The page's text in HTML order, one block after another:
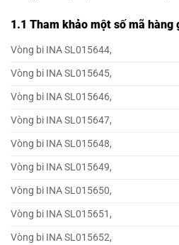
1.1 Tham khảo một số mã hàng
Vòng bi INA SL015644,
Vòng bi INA SL015645,
Vòng bi INA SL015646,
Vòng bi INA SL015647,
Vòng bi INA SL015648,
Vòng bi INA SL015649,
Vòng bi INA SL015650,
Vòng bi INA SL015651,
Vòng bi INA SL015652,